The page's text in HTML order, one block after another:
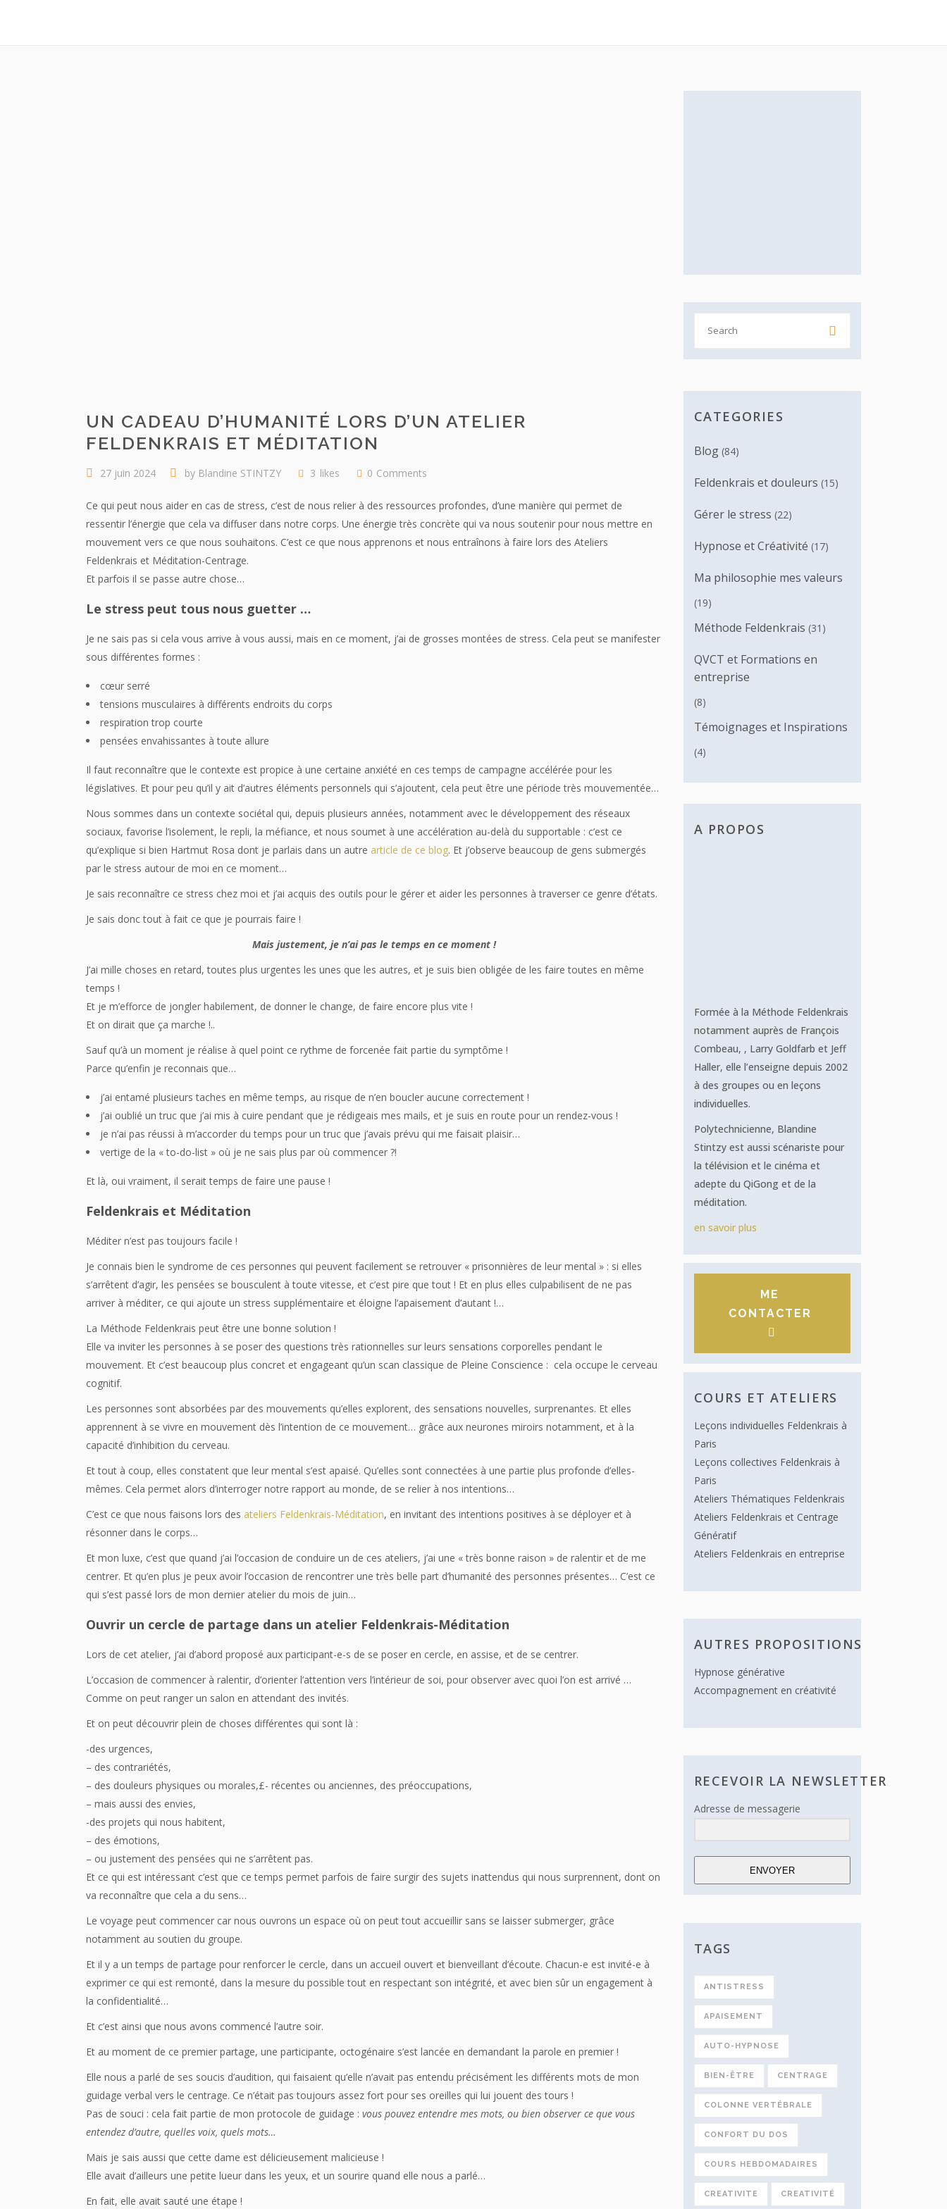
UN CADEAU D’HUMANITÉ LORS D’UN ATELIER
FELDENKRAIS ET MÉDITATION
27 juin 2024 by Blandine STINTZY 3 likes 0 Comments
Ce qui peut nous aider en cas de stress, c’est de nous relier à des ressources profondes, d’une manière qui permet de
ressentir l’énergie que cela va diffuser dans notre corps. Une énergie très concrète qui va nous soutenir pour nous mettre en
mouvement vers ce que nous souhaitons. C’est ce que nous apprenons et nous entraînons à faire lors des Ateliers
Feldenkrais et Méditation-Centrage.
Et parfois il se passe autre chose…
Le stress peut tous nous guetter …
Je ne sais pas si cela vous arrive à vous aussi, mais en ce moment, j’ai de grosses montées de stress. Cela peut se manifester
sous différentes formes :
cœur serré
tensions musculaires à différents endroits du corps
respiration trop courte
pensées envahissantes à toute allure
Il faut reconnaître que le contexte est propice à une certaine anxiété en ces temps de campagne accélérée pour les
législatives. Et pour peu qu’il y ait d’autres éléments personnels qui s’ajoutent, cela peut être une période très mouvementée…
Nous sommes dans un contexte sociétal qui, depuis plusieurs années, notamment avec le développement des réseaux
sociaux, favorise l’isolement, le repli, la méfiance, et nous soumet à une accélération au-delà du supportable : c’est ce
qu’explique si bien Hartmut Rosa dont je parlais dans un autre article de ce blog. Et j’observe beaucoup de gens submergés
par le stress autour de moi en ce moment…
Je sais reconnaître ce stress chez moi et j’ai acquis des outils pour le gérer et aider les personnes à traverser ce genre d’états.
Je sais donc tout à fait ce que je pourrais faire !
Mais justement, je n’ai pas le temps en ce moment !
J’ai mille choses en retard, toutes plus urgentes les unes que les autres, et je suis bien obligée de les faire toutes en même
temps !
Et je m’efforce de jongler habilement, de donner le change, de faire encore plus vite !
Et on dirait que ça marche !..
Sauf qu’à un moment je réalise à quel point ce rythme de forcenée fait partie du symptôme !
Parce qu’enfin je reconnais que…
j’ai entamé plusieurs taches en même temps, au risque de n’en boucler aucune correctement !
j’ai oublié un truc que j’ai mis à cuire pendant que je rédigeais mes mails, et je suis en route pour un rendez-vous !
je n’ai pas réussi à m’accorder du temps pour un truc que j’avais prévu qui me faisait plaisir…
vertige de la « to-do-list » où je ne sais plus par où commencer ?!
Et là, oui vraiment, il serait temps de faire une pause !
Feldenkrais et Méditation
Méditer n’est pas toujours facile !
Je connais bien le syndrome de ces personnes qui peuvent facilement se retrouver « prisonnières de leur mental » : si elles
s’arrêtent d’agir, les pensées se bousculent à toute vitesse, et c’est pire que tout ! Et en plus elles culpabilisent de ne pas
arriver à méditer, ce qui ajoute un stress supplémentaire et éloigne l’apaisement d’autant !…
La Méthode Feldenkrais peut être une bonne solution !
Elle va inviter les personnes à se poser des questions très rationnelles sur leurs sensations corporelles pendant le
mouvement. Et c’est beaucoup plus concret et engageant qu’un scan classique de Pleine Conscience : cela occupe le cerveau
cognitif.
Les personnes sont absorbées par des mouvements qu’elles explorent, des sensations nouvelles, surprenantes. Et elles
apprennent à se vivre en mouvement dès l’intention de ce mouvement… grâce aux neurones miroirs notamment, et à la
capacité d’inhibition du cerveau.
Et tout à coup, elles constatent que leur mental s’est apaisé. Qu’elles sont connectées à une partie plus profonde d’elles-
mêmes. Cela permet alors d’interroger notre rapport au monde, de se relier à nos intentions…
C’est ce que nous faisons lors des ateliers Feldenkrais-Méditation, en invitant des intentions positives à se déployer et à
résonner dans le corps…
Et mon luxe, c’est que quand j’ai l’occasion de conduire un de ces ateliers, j’ai une « très bonne raison » de ralentir et de me
centrer. Et qu’en plus je peux avoir l’occasion de rencontrer une très belle part d’humanité des personnes présentes… C’est ce
qui s’est passé lors de mon dernier atelier du mois de juin…
Ouvrir un cercle de partage dans un atelier Feldenkrais-Méditation
Lors de cet atelier, j’ai d’abord proposé aux participant-e-s de se poser en cercle, en assise, et de se centrer.
L’occasion de commencer à ralentir, d’orienter l’attention vers l’intérieur de soi, pour observer avec quoi l’on est arrivé …
Comme on peut ranger un salon en attendant des invités.
Et on peut découvrir plein de choses différentes qui sont là :
-des urgences,
– des contrariétés,
– des douleurs physiques ou morales,£- récentes ou anciennes, des préoccupations,
– mais aussi des envies,
-des projets qui nous habitent,
– des émotions,
– ou justement des pensées qui ne s’arrêtent pas.
Et ce qui est intéressant c’est que ce temps permet parfois de faire surgir des sujets inattendus qui nous surprennent, dont on
va reconnaître que cela a du sens…
Le voyage peut commencer car nous ouvrons un espace où on peut tout accueillir sans se laisser submerger, grâce
notamment au soutien du groupe.
Et il y a un temps de partage pour renforcer le cercle, dans un accueil ouvert et bienveillant d’écoute. Chacun-e est invité-e à
exprimer ce qui est remonté, dans la mesure du possible tout en respectant son intégrité, et avec bien sûr un engagement à
la confidentialité…
Et c’est ainsi que nous avons commencé l’autre soir.
Et au moment de ce premier partage, une participante, octogénaire s’est lancée en demandant la parole en premier !
Elle nous a parlé de ses soucis d’audition, qui faisaient qu’elle n’avait pas entendu précisément les différents mots de mon
guidage verbal vers le centrage. Ce n’était pas toujours assez fort pour ses oreilles qui lui jouent des tours !
Pas de souci : cela fait partie de mon protocole de guidage : vous pouvez entendre mes mots, ou bien observer ce que vous
entendez d’autre, quelles voix, quels mots…
Mais je sais aussi que cette dame est délicieusement malicieuse !
Elle avait d’ailleurs une petite lueur dans les yeux, et un sourire quand elle nous a parlé…
En fait, elle avait sauté une étape !

CATEGORIES
Blog(84)
Feldenkrais et douleurs (15)
Gérer le stress (22)
Hypnose et Créativité (17)
Ma philosophie mes valeurs
(19)
Méthode Feldenkrais (31)
QVCT et Formations en
entreprise
(8)
Témoignages et Inspirations
(4)
A PROPOS
Formée à la Méthode Feldenkrais
notamment auprès de François
Combeau, , Larry Goldfarb et Jeff
Haller, elle l’enseigne depuis 2002
à des groupes ou en leçons
individuelles.
Polytechnicienne, Blandine
Stintzy est aussi scénariste pour
la télévision et le cinéma et
adepte du QiGong et de la
méditation.
en savoir plus
ME
CONTACTER
COURS ET ATELIERS
Leçons individuelles Feldenkrais à
Paris
Leçons collectives Feldenkrais à
Paris
Ateliers Thématiques Feldenkrais
Ateliers Feldenkrais et Centrage
Génératif
Ateliers Feldenkrais en entreprise
AUTRES PROPOSITIONS
Hypnose générative
Accompagnement en créativité
RECEVOIR LA NEWSLETTER
Adresse de messagerie
ENVOYER
TAGS
ANTISTRESS
APAISEMENT
AUTO-HYPNOSE
BIEN-ÊTRE CENTRAGE
COLONNE VERTÉBRALE
CONFORT DU DOS
COURS HEBDOMADAIRES
CREATIVITE CREATIVITÉ